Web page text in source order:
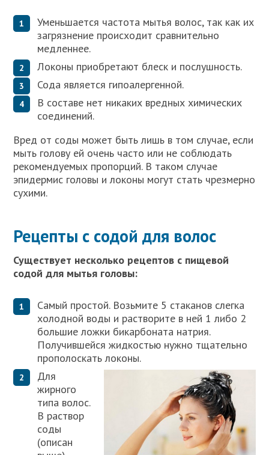
Уменьшается частота мытья волос, так как их
загрязнение происходит сравнительно
медленнее.
Локоны приобретают блеск и послушность.
Сода является гипоалергенной.
В составе нет никаких вредных химических
соединений.
Вред от соды может быть лишь в том случае, если
мыть голову ей очень часто или не соблюдать
рекомендуемых пропорций. В таком случае
эпидермис головы и локоны могут стать чрезмерно
сухими.
Рецепты с содой для волос
Существует несколько рецептов с пищевой
содой для мытья головы:
Самый простой. Возьмите 5 стаканов слегка
холодной воды и растворите в ней 1 либо 2
большие ложки бикарбоната натрия.
Получившейся жидкостью нужно тщательно
прополоскать локоны.
Для
жирного
типа волос.
В раствор
соды
(описан